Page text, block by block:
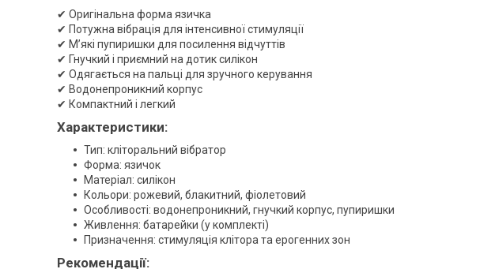
✔ Оригінальна форма язичка
✔ Потужна вібрація для інтенсивної стимуляції
✔ М’які пупиришки для посилення відчуттів
✔ Гнучкий і приємний на дотик силікон
✔ Одягається на пальці для зручного керування
✔ Водонепроникний корпус
✔ Компактний і легкий
Характеристики:
Тип: кліторальний вібратор
Форма: язичок
Матеріал: силікон
Кольори: рожевий, блакитний, фіолетовий
Особливості: водонепроникний, гнучкий корпус, пупиришки
Живлення: батарейки (у комплекті)
Призначення: стимуляція клітора та ерогенних зон
Рекомендації: